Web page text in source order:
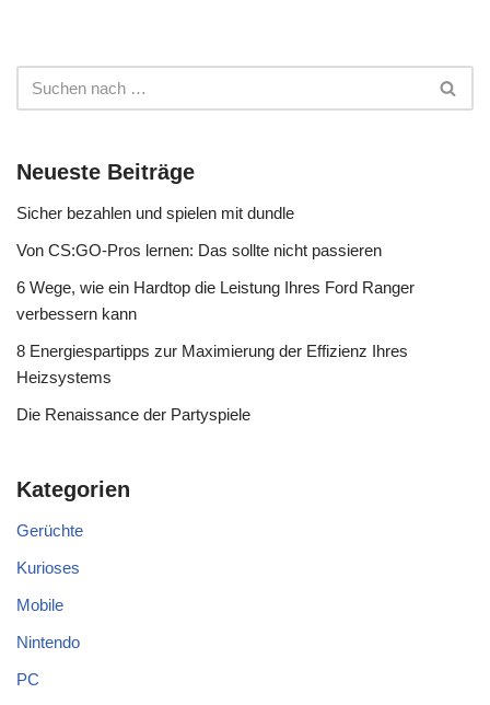
Neueste Beiträge
Sicher bezahlen und spielen mit dundle
Von CS:GO-Pros lernen: Das sollte nicht passieren
6 Wege, wie ein Hardtop die Leistung Ihres Ford Ranger
verbessern kann
8 Energiespartipps zur Maximierung der Effizienz Ihres
Heizsystems
Die Renaissance der Partyspiele
Kategorien
Gerüchte
Kurioses
Mobile
Nintendo
PC